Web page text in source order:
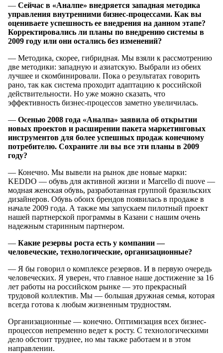
— Сейчас в «Аналпе» внедряется западная методика
управления внутренними бизнес-процессами. Как вы
оцениваете успешность ее внедрения на данном этапе?
Корректировались ли планы по внедрению системы в
2009 году или они остались без изменений?
— Методика, скорее, гибридная. Мы взяли к рассмотрению
две методики: западную и азиатскую. Выбрали из обеих
лучшее и скомбинировали. Пока о результатах говорить
рано, так как система проходит адаптацию к российской
действительности. Но уже можно сказать, что
эффективность бизнес-процессов заметно увеличилась.
— Осенью 2008 года «Аналпа» заявила об открытии
новых проектов и расширении пакета маркетинговых
инструментов для более успешных продаж конечному
потребителю. Сохраните ли вы все эти планы в 2009
году?
— Конечно. Мы вывели на рынок две новые марки:
KEDDO — обувь для активной жизни и Marcello di nuove —
модная женская обувь, разработанная группой бразильских
дизайнеров. Обувь обоих брендов появилась в продаже в
начале 2009 года. А также мы запускаем пилотный проект
нашей партнерской программы в Казани с нашим очень
надежным старинным партнером.
— Какие резервы роста есть у компании—
человеческие, технологические, организационные?
— Я бы говорил о комплексе резервов. И в первую очередь
человеческих. Я уверен, что главное наше достижение за 16
лет работы на российском рынке — это прекрасный
трудовой коллектив. Мы — большая дружная семья, которая
всегда готова к любым жизненным трудностям.
Организационные — конечно. Оптимизация всех бизнес-
процессов непременно ведет к росту. С технологическими
дело обстоит труднее, но мы также работаем и в этом
направлении.